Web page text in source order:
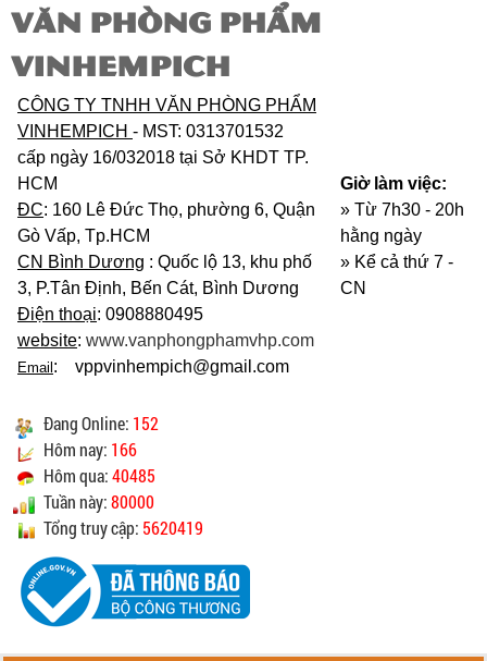
VĂN PHÒNG PHẨM
VINHEMPICH
CÔNG TY TNHH VĂN PHÒNG PHẨM
VINHEMPICH - MST: 0313701532
cấp ngày 16/032018 tại Sở KHDT TP.
HCM
ĐC: 160 Lê Đức Thọ, phường 6, Quận
Gò Vấp, Tp.HCM
CN Bình Dương : Quốc lộ 13, khu phố
3, P.Tân Định, Bến Cát, Bình Dương
Điện thoại: 0908880495
website: www.vanphongphamvhp.com
Email: vppvinhempich@gmail.com
Giờ làm việc:
» Từ 7h30 - 20h
hằng ngày
» Kể cả thứ 7 -
CN
Đang Online: 152
Hôm nay: 166
Hôm qua:40485
Tuần này:80000
Tổng truy cập: 5620419